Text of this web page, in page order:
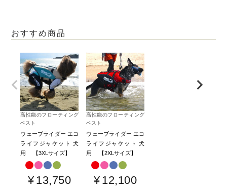
おすすめ商品
高性能のフローティング
ベスト
ウェーブライダー エコ
ライフジャケット 犬
用 【3XLサイズ】
¥ 13,750
高性能のフローティング
ベスト
ウェーブライダー エコ
ライフジャケット 犬
用 【2XLサイズ】
¥ 12,100